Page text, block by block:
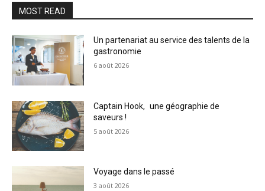
MOST READ
Un partenariat au service des talents de la
gastronomie
6 août 2026
Captain Hook, une géographie de
saveurs !
5 août 2026
Voyage dans le passé
3 août 2026